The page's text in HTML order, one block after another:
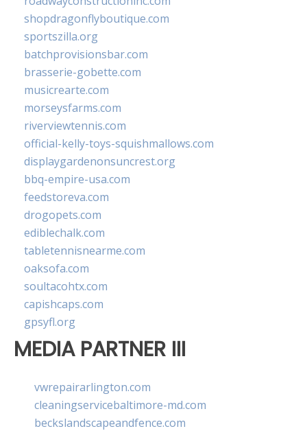
shopdragonflyboutique.com
sportszilla.org
batchprovisionsbar.com
brasserie-gobette.com
musicrearte.com
morseysfarms.com
riverviewtennis.com
official-kelly-toys-squishmallows.com
displaygardenonsuncrest.org
bbq-empire-usa.com
feedstoreva.com
drogopets.com
ediblechalk.com
tabletennisnearme.com
oaksofa.com
soultacohtx.com
capishcaps.com
gpsyfl.org
MEDIA PARTNER III
vwrepairarlington.com
cleaningservicebaltimore-md.com
beckslandscapeandfence.com